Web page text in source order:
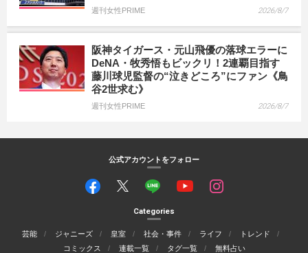
週刊女性PRIME 2026/8/7
阪神タイガース・元山飛優の落球エラーに
DeNA・牧秀悟もビックリ！2連覇目指す
藤川球児監督の“泣きどころ”にファン《鳥
谷2世求む》
週刊女性PRIME 2026/8/7
公式アカウントをフォロー
Categories
芸能 ジャニーズ 皇室 社会・事件 ライフ
トレンド
コミックス
連載一覧 タグ一覧 無料占い